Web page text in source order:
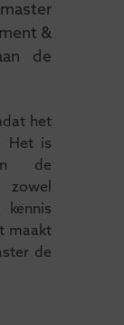
&
de
het
Het is
de
maakt
de